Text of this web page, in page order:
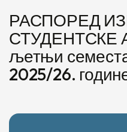
РАСПОРЕД
СТУДЕНТСКЕ
љетњи
2025/26.